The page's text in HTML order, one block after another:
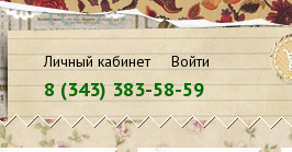
Личный кабинет Войти
8 (343) 383-58-59